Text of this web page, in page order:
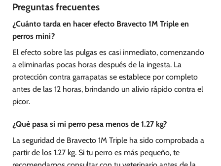
Preguntas frecuentes
¿Cuánto tarda en hacer efecto Bravecto 1M Triple en
perros mini?
El efecto sobre las pulgas es casi inmediato, comenzando
a eliminarlas pocas horas después de la ingesta. La
protección contra garrapatas se establece por completo
antes de las 12 horas, brindando un alivio rápido contra el
picor.
¿Qué pasa si mi perro pesa menos de 1.27 kg?
La seguridad de Bravecto 1M Triple ha sido comprobada a
partir de los 1.27 kg. Si tu perro es más pequeño, te